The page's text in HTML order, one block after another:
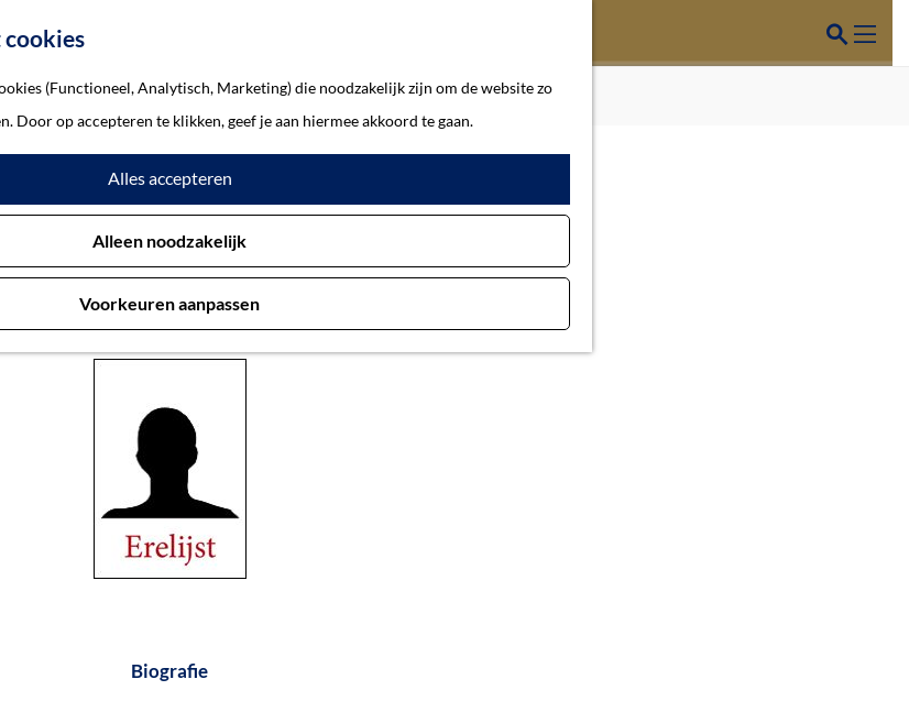
(Functioneel, Analytisch, Marketing) die noodzakelijk zijn om de website zo
Door op accepteren te klikken, geef je aan hiermee akkoord te gaan.
Alles accepteren
Alleen noodzakelijk
Voorkeuren aanpassen
Z
oM
Adrianus
Zwaluwe 8-10-1896 — ’s-Hertogenbosch 5-3-1945
Biografie